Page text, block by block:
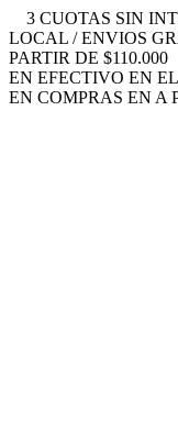
3 CUOTAS SIN
LOCAL / ENVIOS
PARTIR DE $110.000
EN EFECTIVO EN
EN COMPRAS EN A